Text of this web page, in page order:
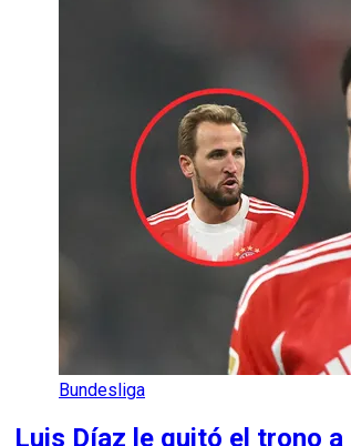
Bundesliga
Luis Díaz le quitó el trono